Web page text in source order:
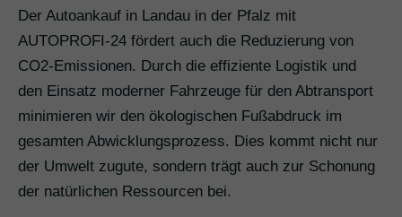
Der Autoankauf in Landau in der Pfalz mit
AUTOPROFI-24 fördert auch die Reduzierung von
CO2-Emissionen. Durch die effiziente Logistik und
den Einsatz moderner Fahrzeuge für den Abtransport
minimieren wir den ökologischen Fußabdruck im
gesamten Abwicklungsprozess. Dies kommt nicht nur
der Umwelt zugute, sondern trägt auch zur Schonung
der natürlichen Ressourcen bei.